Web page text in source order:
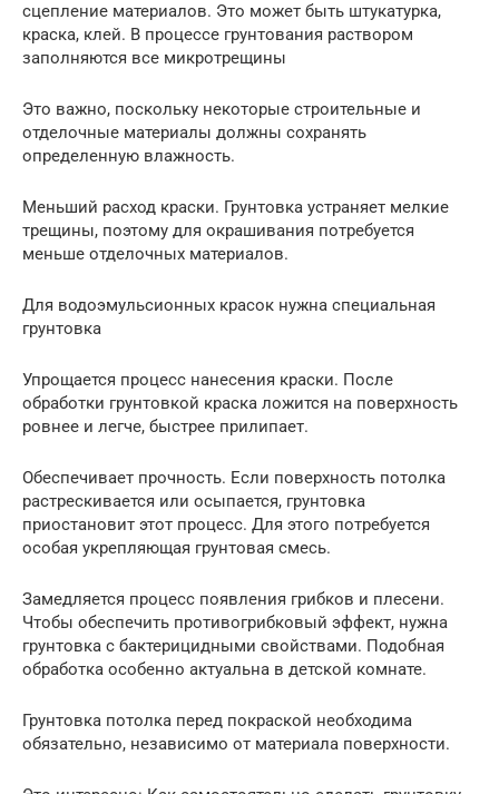
сцепление материалов. Это может быть штукатурка,
краска, клей. В процессе грунтования раствором
заполняются все микротрещины
Это важно, поскольку некоторые строительные и
отделочные материалы должны сохранять
определенную влажность.
Меньший расход краски. Грунтовка устраняет мелкие
трещины, поэтому для окрашивания потребуется
меньше отделочных материалов.
Для водоэмульсионных красок нужна специальная
грунтовка
Упрощается процесс нанесения краски. После
обработки грунтовкой краска ложится на поверхность
ровнее и легче, быстрее прилипает.
Обеспечивает прочность. Если поверхность потолка
растрескивается или осыпается, грунтовка
приостановит этот процесс. Для этого потребуется
особая укрепляющая грунтовая смесь.
Замедляется процесс появления грибков и плесени.
Чтобы обеспечить противогрибковый эффект, нужна
грунтовка с бактерицидными свойствами. Подобная
обработка особенно актуальна в детской комнате.
Грунтовка потолка перед покраской необходима
обязательно, независимо от материала поверхности.